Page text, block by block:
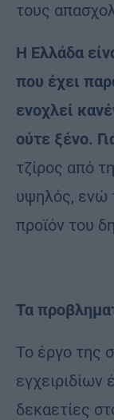
τους
Η Ελλάδα
που έχει
ενοχλεί
ούτε ξένο.
τζίρος από
υψηλός, ενώ
προϊόν του
Τα
Το έργο της
εγχειριδίων
δεκαετίες